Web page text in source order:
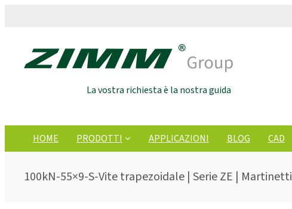
La vostra richiesta è la nostra guida
HOME PRODOTTI APPLICAZIONI BLOG CAD
100kN-55×9-S-Vite trapezoidale | Serie ZE | Martinetti